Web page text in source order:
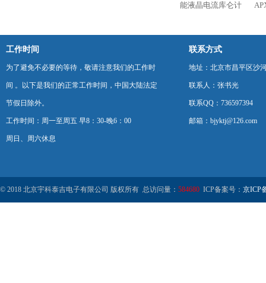
能液晶电流库仑计
工作时间
为了避免不必要的等待，敬请注意我们的工作时
间 。以下是我们的正常工作时间，中国大陆法定
节假日除外。
工作时间：周一至周五 早8：30-晚6：00
周日、周六休息
联系方式
地址：北京市昌平区沙
联系人：张书光
联系QQ：736597394
邮箱：bjyktj@126.com
© 2018 北京宇科泰吉电子有限公司 版权所有 总访问量： 584680 ICP备案号： 京ICP